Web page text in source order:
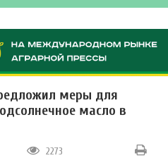
меры для
масло в
2273